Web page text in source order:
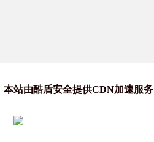
本站由酷盾安全提供CDN加速服务